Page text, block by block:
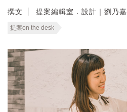
撰文 提案編輯室．設計｜劉乃嘉
提案on the desk